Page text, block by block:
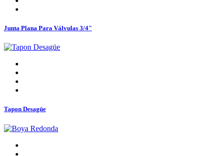
Junta Plana Para Válvulas 3/4"
Tapon Desagüe